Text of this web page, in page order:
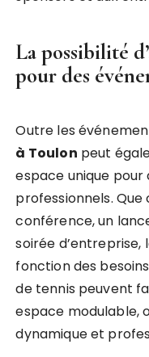
La possibilité
pour des
Outre les
à Toulon peut
espace unique
professionnels.
conférence, un
soirée
fonction des
de tennis peuvent
espace modulable,
dynamique et